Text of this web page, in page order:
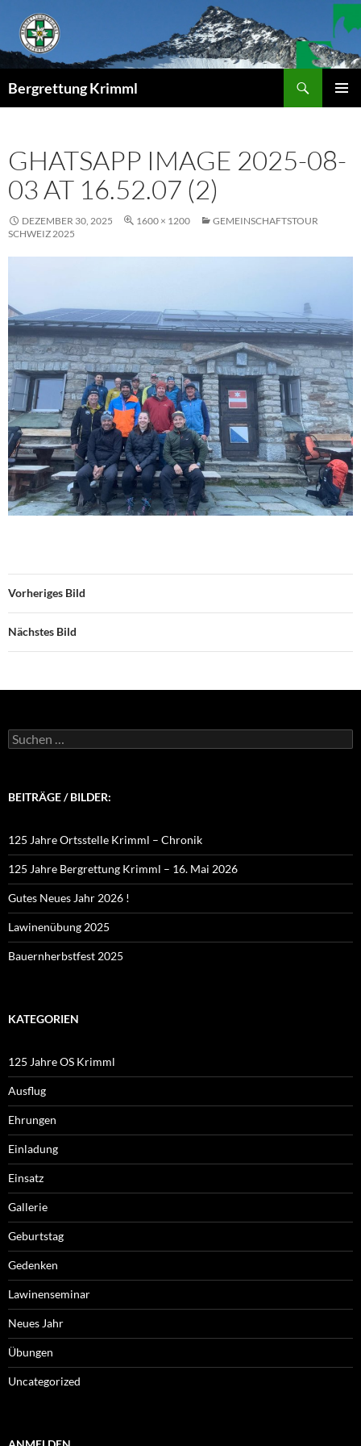
Inhalt
springen
Bergrettung Krimml
GHATSAPP IMAGE 2025-08-
03 AT 16.52.07 (2)
DEZEMBER 30, 2025 1600 × 1200
GEMEINSCHAFTSTOUR
SCHWEIZ 2025
Vorheriges Bild
Nächstes Bild
Suchen
nach:
BEITRÄGE / BILDER:
125 Jahre Ortsstelle Krimml – Chronik
125 Jahre Bergrettung Krimml – 16. Mai 2026
Gutes Neues Jahr 2026 !
Lawinenübung 2025
Bauernherbstfest 2025
KATEGORIEN
125 Jahre OS Krimml
Ausflug
Ehrungen
Einladung
Einsatz
Gallerie
Geburtstag
Gedenken
Lawinenseminar
Neues Jahr
Übungen
Uncategorized